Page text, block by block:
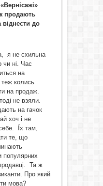
продають
до
я не схильна
чи ні. Час
на
теж колись
на продаж.
не взяли.
на гачок
хоч і не
Їх там,
те, що
популярних
Та ж
Про який
мова?